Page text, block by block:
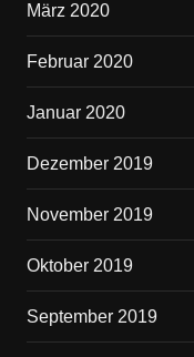
März 2020
Februar 2020
Januar 2020
Dezember 2019
November 2019
Oktober 2019
September 2019